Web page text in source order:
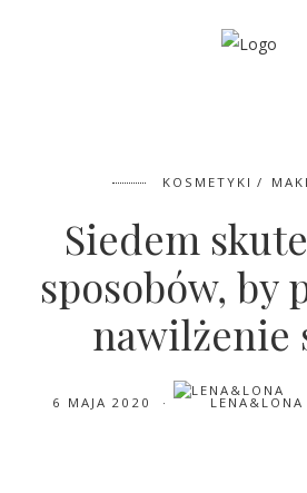
KOSMETYKI
Siedem
sposobów, by
nawilżenie
6 MAJA 2020 LENA&LONA